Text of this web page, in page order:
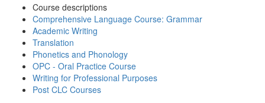
Course descriptions
Comprehensive Language Course: Grammar
Academic Writing
Translation
Phonetics and Phonology
OPC - Oral Practice Course
Writing for Professional Purposes
Post CLC Courses